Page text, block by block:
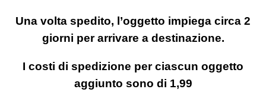
Una volta spedito, l’oggetto impiega circa 2
giorni per arrivare a destinazione.
I costi di spedizione per ciascun oggetto
aggiunto sono di 1,99